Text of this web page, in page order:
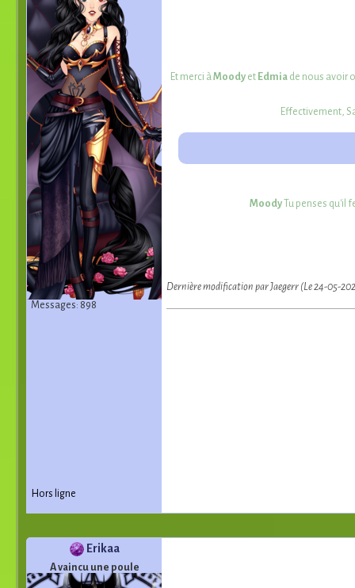
Messages: 898
Et merci àMoody et Edmia de nous avoir
Effectivement,
MoodyTu penses qu'il
Dernière modification par Jaegerr (Le 24-05-
Hors ligne
Erikaa
A vaincu une poule